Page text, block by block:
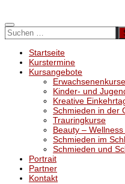
Suchen
nach:
Startseite
Kurstermine
Kursangebote
Erwachsenenkurse
Kinder- und
Kreative
Schmieden in der
Trauringkurse
Beauty –
Schmieden im
Schmieden und
Portrait
Partner
Kontakt